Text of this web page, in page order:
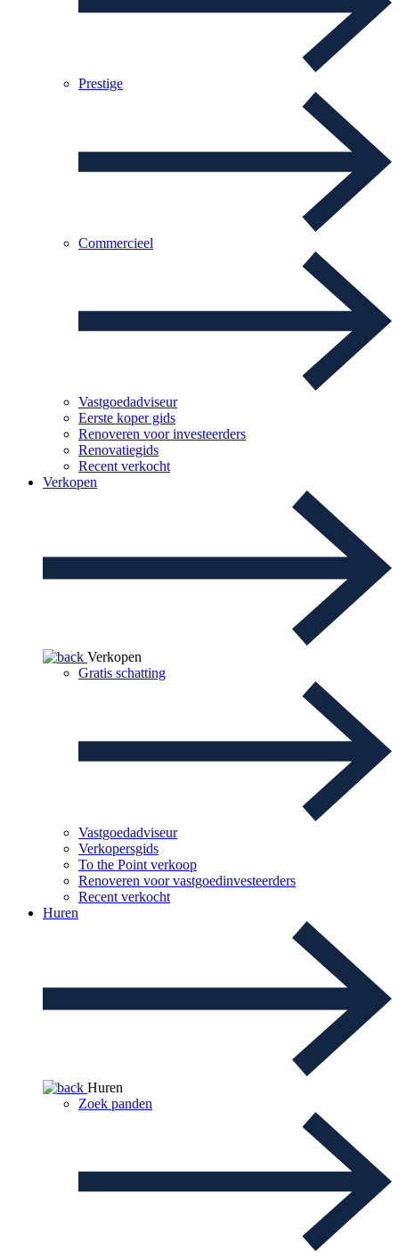
Prestige
Commercieel
Vastgoedadviseur
Eerste koper gids
Renoveren voor investeerders
Renovatiegids
Recent verkocht
Verkopen
Verkopen
Gratis schatting
Vastgoedadviseur
Verkopersgids
To the Point verkoop
Renoveren voor vastgoedinvesteerders
Recent verkocht
Huren
Huren
Zoek panden